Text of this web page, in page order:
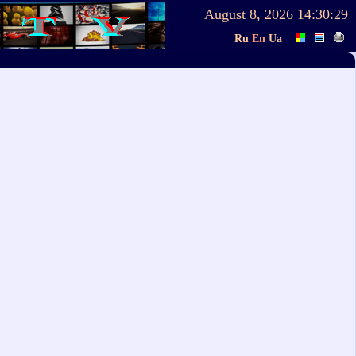
August 8, 2026 14:30:29
Ru En Ua